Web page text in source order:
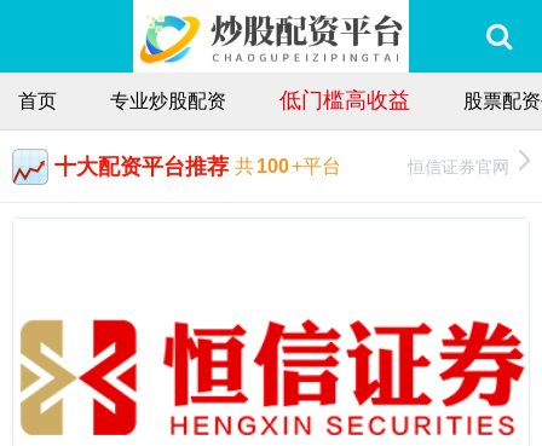
首页 专业炒股配资 低门槛高收益 股票配
十大配资平台推荐 共100+平台 恒信证券官网